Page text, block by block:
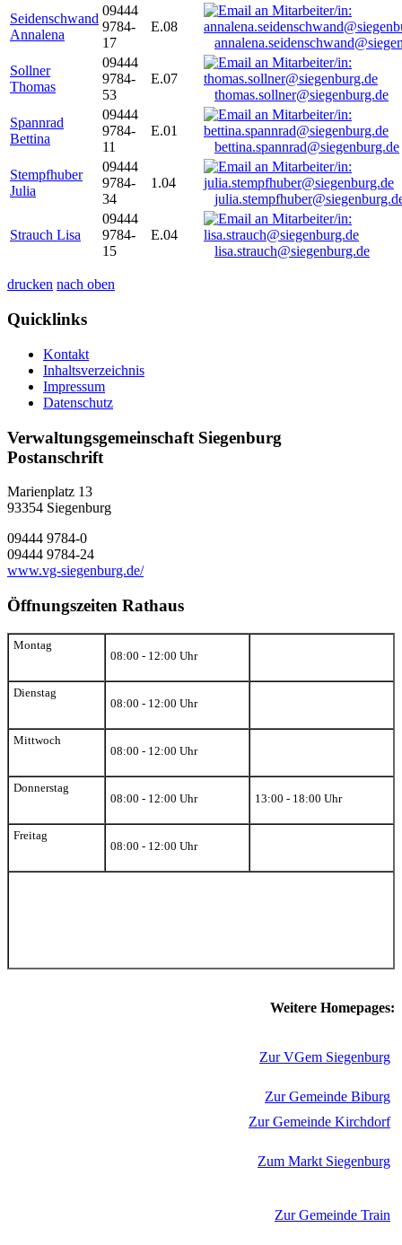
Seidenschwand
Annalena
09444
9784-
17
E.08
Sollner
Thomas
09444
9784-
53
E.07
thomas.sollner@siegenburg.de
Spannrad
Bettina
09444
9784-
11
E.01
bettina.spannrad@siegenburg.de
Stempfhuber
Julia
09444
9784-
34
1.04
Strauch Lisa
09444
9784-
15
E.04
lisa.strauch@siegenburg.de
drucken nach oben
Quicklinks
Kontakt
Inhaltsverzeichnis
Impressum
Datenschutz
Verwaltungsgemeinschaft Siegenburg
Postanschrift
Marienplatz 13
93354 Siegenburg
09444 9784-0
09444 9784-24
www.vg-siegenburg.de/
Öffnungszeiten Rathaus
Montag
08:00 - 12:00 Uhr
Dienstag
08:00 - 12:00 Uhr
Mittwoch
08:00 - 12:00 Uhr
Donnerstag
08:00 - 12:00 Uhr
13:00 - 18:00 Uhr
Freitag
08:00 - 12:00 Uhr
Weitere Homepages:
Zur VGem Siegenburg
Zur Gemeinde Biburg
Zur Gemeinde Kirchdorf
Zum Markt Siegenburg
Zur Gemeinde Train